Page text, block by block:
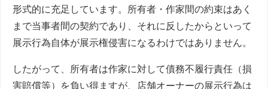
形式的に充足しています。所有者・作家間の約束はあく
まで当事者間の契約であり、それに反したからといって
展示行為自体が展示権侵害になるわけではありません。
したがって、所有者は作家に対して債務不履行責任（損
害賠償等）を負い得ますが、店舗オーナーの展示行為は